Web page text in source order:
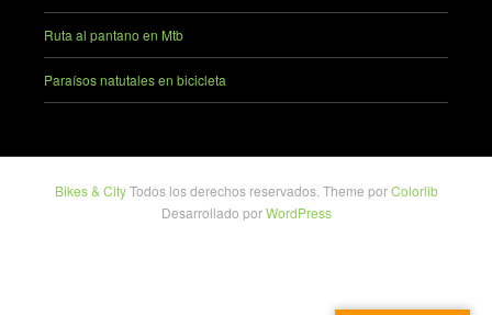
Ruta al pantano en Mtb
Paraísos natutales en bicicleta
Bikes & CityTodos los derechos reservados. Theme porColorlib
Desarrollado porWordPress